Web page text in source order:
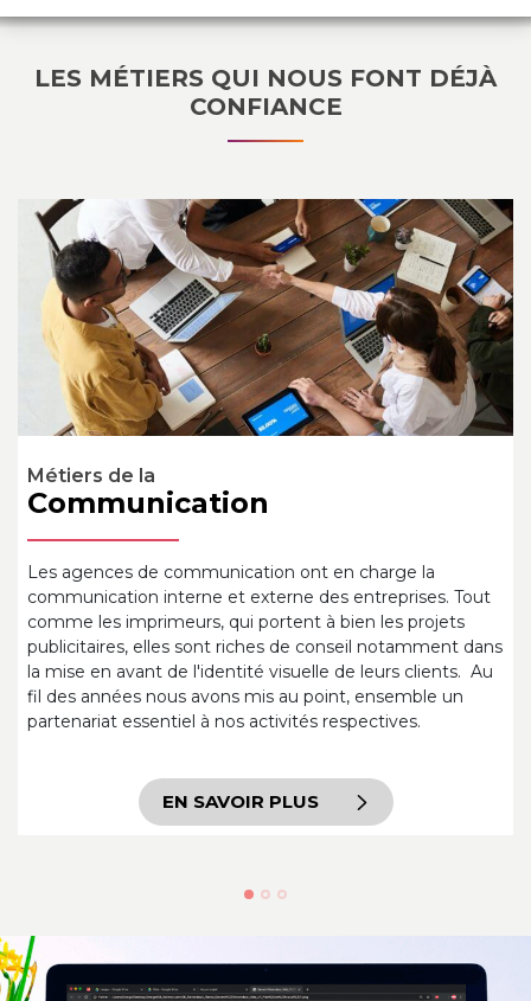
LES MÉTIERS QUI NOUS FONT DÉJÀ
CONFIANCE
communication ont en charge la
interne et externe des entreprises. Tout
qui portent à bien les projets
sont riches de conseil notamment dans
de l'identité visuelle de leurs clients. Au
avons mis au point, ensemble un
à nos activités respectives.
EN SAVOIR PLUS
Les architectes
cesse à la
matières
client. Après un
place une
voulant se
personnalisés,